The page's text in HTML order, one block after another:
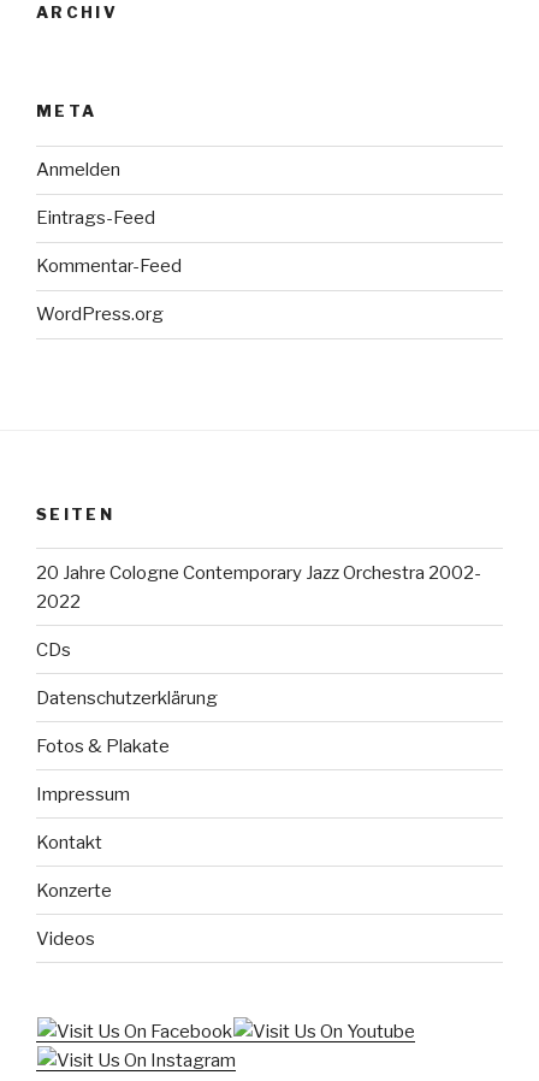
ARCHIV
META
Anmelden
Eintrags-Feed
Kommentar-Feed
WordPress.org
SEITEN
20 Jahre Cologne Contemporary Jazz Orchestra 2002-
2022
CDs
Datenschutzerklärung
Fotos & Plakate
Impressum
Kontakt
Konzerte
Videos